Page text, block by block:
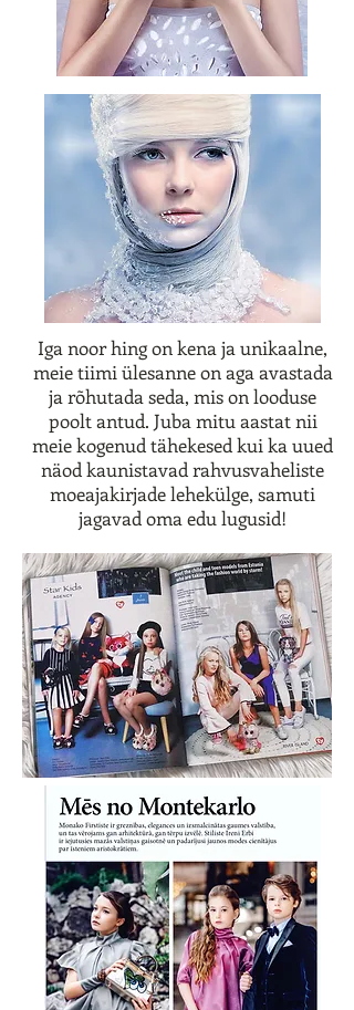
Iga noor hing on kena ja unikaalne,
meie tiimi ülesanne on aga avastada
ja rõhutada seda, mis on looduse
poolt antud. Juba mitu aastat nii
meie kogenud tähekesed kui ka uued
näod kaunistavad rahvusvaheliste
moeajakirjade lehekülge, samuti
jagavad oma edu lugusid!